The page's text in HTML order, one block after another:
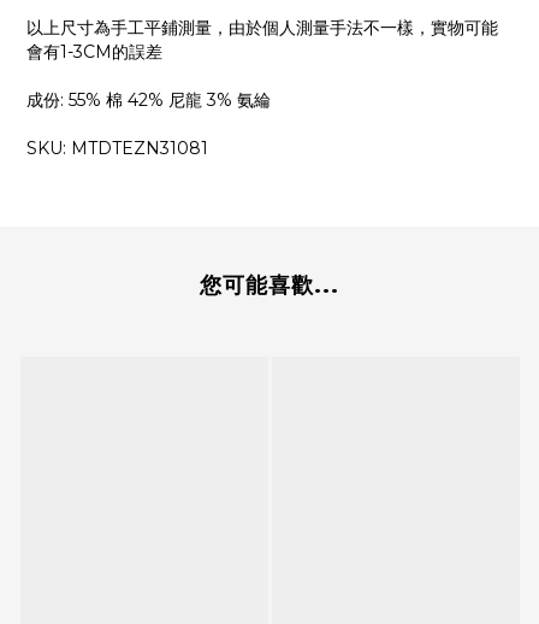
以上尺寸為手工平鋪測量，由於個人測量手法不一樣，實物可能
會有1-3CM 的誤差
成份: 55% 棉 42% 尼龍 3% 氨綸
SKU: MTDTEZN31081
您可能喜歡...